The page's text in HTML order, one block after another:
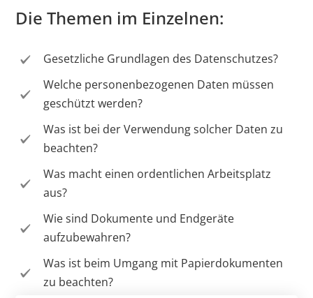
Die Themen im Einzelnen:
Gesetzliche Grundlagen des Datenschutzes?
Welche personenbezogenen Daten müssen
geschützt werden?
Was ist bei der Verwendung solcher Daten zu
beachten?
Was macht einen ordentlichen Arbeitsplatz
aus?
Wie sind Dokumente und Endgeräte
aufzubewahren?
Was ist beim Umgang mit Papierdokumenten
zu beachten?